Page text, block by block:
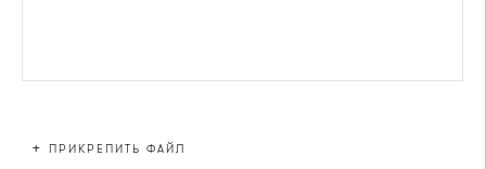
+ ПРИКРЕПИТЬ ФАЙЛ